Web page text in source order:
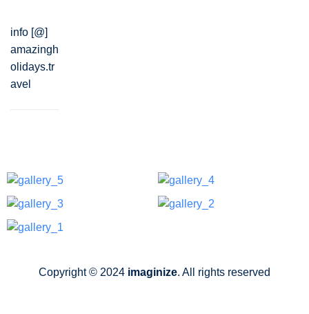
info [@]
amazingh
olidays.tr
avel
Copyright © 2024 imaginize. All rights reserved